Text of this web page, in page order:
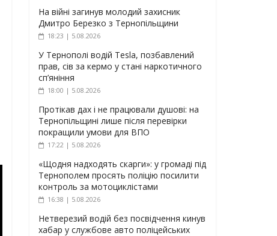
На війні загинув молодий захисник
Дмитро Березко з Тернопільщини
18:23 | 5.08.2026
У Тернополі водій Tesla, позбавлений
прав, сів за кермо у стані наркотичного
сп’яніння
18:00 | 5.08.2026
Протікав дах і не працювали душові: на
Тернопільщині лише після перевірки
покращили умови для ВПО
17:22 | 5.08.2026
«Щодня надходять скарги»: у громаді під
Тернополем просять поліцію посилити
контроль за мотоциклістами
16:38 | 5.08.2026
Нетверезий водій без посвідчення кинув
хабар у службове авто поліцейських